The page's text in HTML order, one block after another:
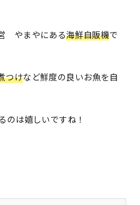
やまやにある海鮮自販機で
つけなど鮮度の良いお魚を自
のは嬉しいですね！